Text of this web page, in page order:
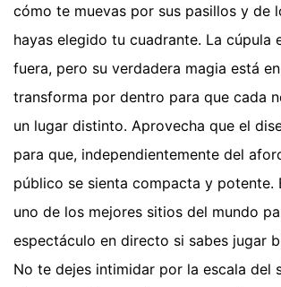
cómo te muevas por sus pasillos y de
hayas elegido tu cuadrante. La cúpula
fuera, pero su verdadera magia está
transforma por dentro para que cada
un lugar distinto. Aprovecha que el
para que, independientemente del
público se sienta compacta y potente.
uno de los mejores sitios del mundo
espectáculo en directo si sabes jugar
No te dejes intimidar por la escala del